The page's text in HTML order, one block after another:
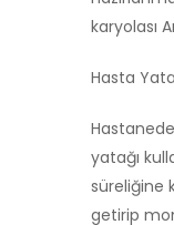
karyolası
Hasta
yatağı
süreliğine
getirip